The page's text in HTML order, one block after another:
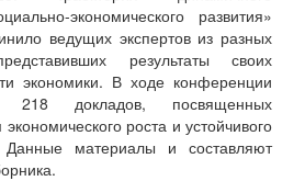
экономического развития»
ведущих экспертов из разных
результаты своих
экономики. В ходе конференции
218 докладов, посвященных
роста и устойчивого
Данные материалы и составляют